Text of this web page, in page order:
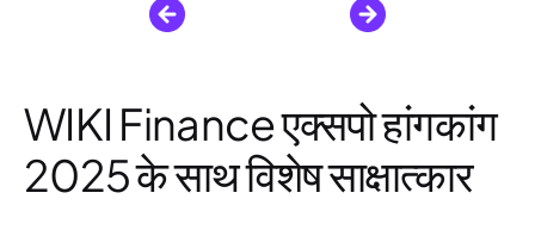
WIKI Finance एक्सपो हांगकांग
2025 के साथ विशेष साक्षात्कार